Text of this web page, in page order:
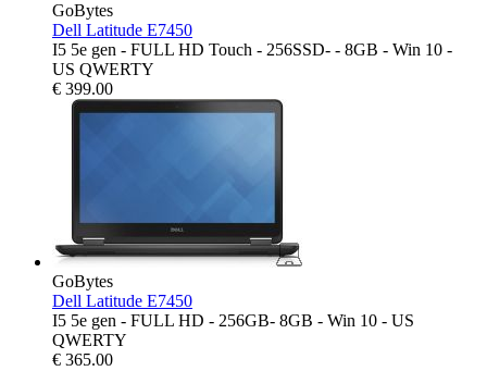
GoBytes
Dell Latitude E7450
I5 5e gen - FULL HD Touch - 256SSD- - 8GB - Win 10 -
US QWERTY
€ 399.00
GoBytes
Dell Latitude E7450
I5 5e gen - FULL HD - 256GB- 8GB - Win 10 - US
QWERTY
€ 365.00